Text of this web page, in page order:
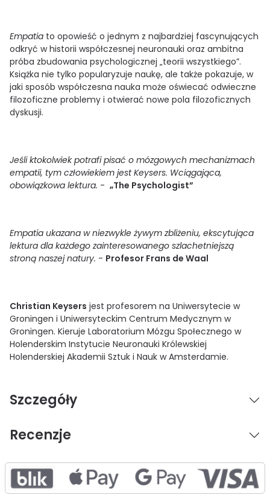
Empatia to opowieść o jednym z najbardziej fascynujących
odkryć w historii współczesnej neuronauki oraz ambitna
próba zbudowania psychologicznej „teorii wszystkiego”.
Książka nie tylko popularyzuje naukę, ale także pokazuje, w
jaki sposób współczesna nauka może oświecać odwieczne
filozoficzne problemy i otwierać nowe pola filozoficznych
dyskusji.
Jeśli ktokolwiek potrafi pisać o mózgowych mechanizmach
empatii, tym człowiekiem jest Keysers. Wciągająca,
obowiązkowa lektura. - „The Psychologist”
Empatia ukazana w niezwykle żywym zbliżeniu, ekscytująca
lektura dla każdego zainteresowanego szlachetniejszą
stroną naszej natury. - Profesor Frans de Waal
Christian Keysers jest profesorem na Uniwersytecie w
Groningen i Uniwersyteckim Centrum Medycznym w
Groningen. Kieruje Laboratorium Mózgu Społecznego w
Holenderskim Instytucie Neuronauki Królewskiej
Holenderskiej Akademii Sztuk i Nauk w Amsterdamie.
Szczegóły
Recenzje